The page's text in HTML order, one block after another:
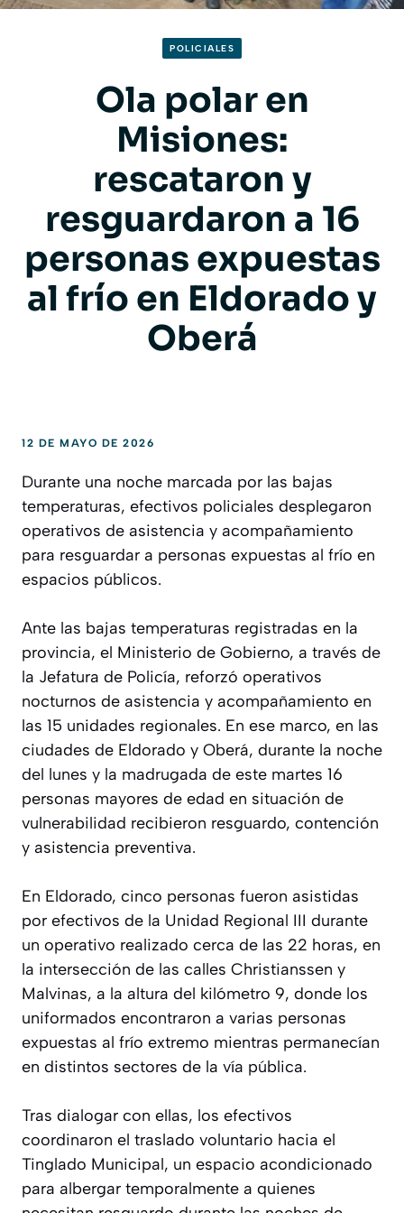
POLICIALES
Ola polar en
Misiones:
rescataron y
resguardaron a 16
personas expuestas
al frío en Eldorado y
Oberá
12 DE MAYO DE 2026
Durante una noche marcada por las bajas
temperaturas, efectivos policiales desplegaron
operativos de asistencia y acompañamiento
para resguardar a personas expuestas al frío en
espacios públicos.
Ante las bajas temperaturas registradas en la
provincia, el Ministerio de Gobierno, a través de
la Jefatura de Policía, reforzó operativos
nocturnos de asistencia y acompañamiento en
las 15 unidades regionales. En ese marco, en las
ciudades de Eldorado y Oberá, durante la noche
del lunes y la madrugada de este martes 16
personas mayores de edad en situación de
vulnerabilidad recibieron resguardo, contención
y asistencia preventiva.
En Eldorado, cinco personas fueron asistidas
por efectivos de la Unidad Regional III durante
un operativo realizado cerca de las 22 horas, en
la intersección de las calles Christianssen y
Malvinas, a la altura del kilómetro 9, donde los
uniformados encontraron a varias personas
expuestas al frío extremo mientras permanecían
en distintos sectores de la vía pública.
Tras dialogar con ellas, los efectivos
coordinaron el traslado voluntario hacia el
Tinglado Municipal, un espacio acondicionado
para albergar temporalmente a quienes